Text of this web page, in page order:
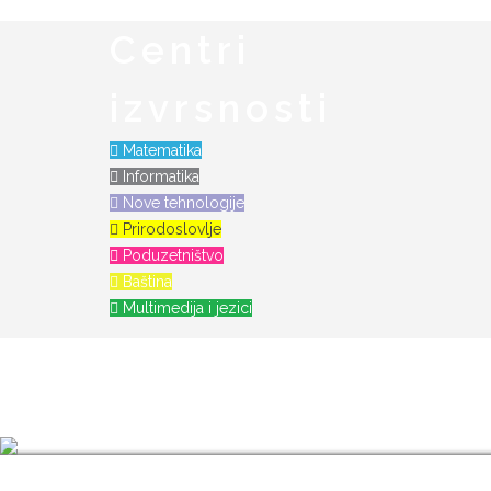
Matematika
Informatika
Nove tehnologije
Prirodoslovlje
Poduzetništvo
Baština
Multimedija i jezici